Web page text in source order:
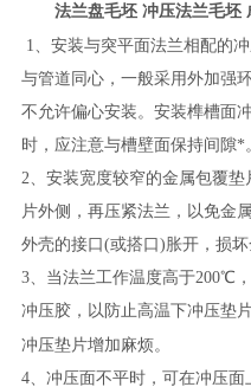
法兰盘毛坯 冲压法兰毛坯
1、安装与突平面法兰相配的
与管道同心，一般采用外加强
不允许偏心安装。安装榫槽面
时，应注意与槽壁面保持间隙*
2、安装宽度较窄的金属包覆
片外侧，再压紧法兰，以免金
外壳的接口(或搭口)胀开，损坏
3、当法兰工作温度高于200℃
冲压胶，以防止高温下冲压垫
冲压垫片增加麻烦。
4、冲压面不平时，可在冲压面